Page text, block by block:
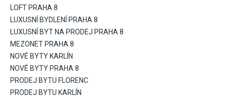
LOFT PRAHA 8
LUXUSNÍ BYDLENÍ PRAHA 8
LUXUSNÍ BYT NA PRODEJ PRAHA 8
MEZONET PRAHA 8
NOVÉ BYTY KARLÍN
NOVÉ BYTY PRAHA 8
PRODEJ BYTU FLORENC
PRODEJ BYTU KARLÍN